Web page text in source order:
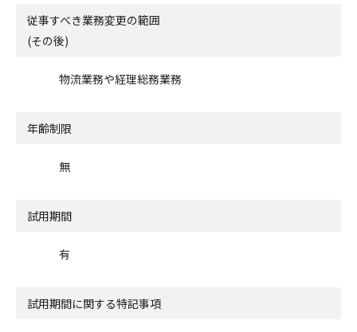
従事すべき業務変更の範囲
(その後)
物流業務や経理総務業務
年齢制限
無
試用期間
有
試用期間に関する特記事項